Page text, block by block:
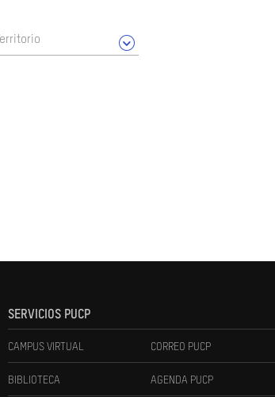
SERVICIOS PUCP
CAMPUS VIRTUAL CORREO PUCP
BIBLIOTECA AGENDA PUCP